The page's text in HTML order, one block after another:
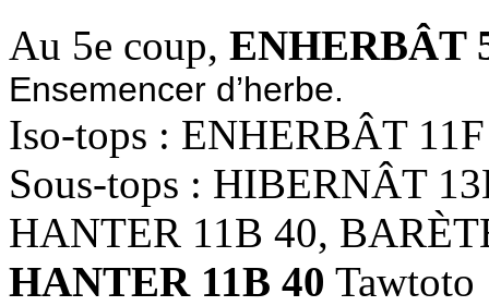
Au 5e coup, ENHERBÂT
Ensemencer d’herbe.
Iso-tops : ENHERBÂT
Sous-tops : HIBERNÂT
HANTER 11B 40,
HANTER 11B 40 Tawtoto